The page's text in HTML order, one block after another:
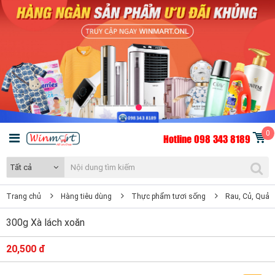
Hotline 098 343 8189 0
Tất cả
Trang chủ Hàng tiêu dùng Thực phẩm tươi sống Rau, Củ, Quả
300g Xà lách xoăn
20,500 đ